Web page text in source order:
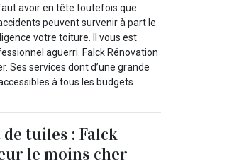
avoir en tête toutefois que
peuvent survenir à part le
votre toiture. Il vous est
aguerri. Falck Rénovation
Ses services dont d’une grande
à tous les budgets.
tuiles : Falck
le moins cher